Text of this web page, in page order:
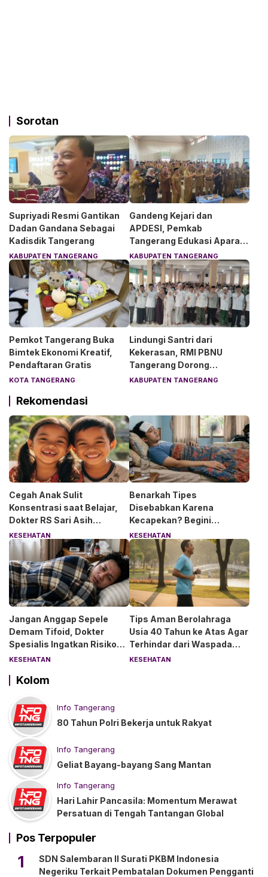
Sorotan
Supriyadi Resmi Gantikan
Dadan Gandana Sebagai
Kadisdik Tangerang
KABUPATEN TANGERANG
Gandeng Kejari dan
APDESI, Pemkab
Tangerang Edukasi Aparat
Desa Soal Hukum
KABUPATEN TANGERANG
Pemkot Tangerang Buka
Bimtek Ekonomi Kreatif,
Pendaftaran Gratis
KOTA TANGERANG
Lindungi Santri dari
Kekerasan, RMI PBNU
Tangerang Dorong
Lingkungan Pesantren
KABUPATEN TANGERANG
Rekomendasi
Cegah Anak Sulit
Konsentrasi saat Belajar,
Dokter RS Sari Asih
Anjurkan 6 Asupan Ini
KESEHATAN
Benarkah Tipes
Disebabkan Karena
Kecapekan? Begini
Penjelasan Dokter RS Sari
Asih Bintaro
KESEHATAN
Jangan Anggap Sepele
Demam Tifoid, Dokter
Spesialis Ingatkan Risiko
Kebocoran Usus
KESEHATAN
Tips Aman Berolahraga
Usia 40 Tahun ke Atas Agar
Terhindar dari Waspada
“Angin Duduk”
KESEHATAN
Kolom
Info Tangerang
80 Tahun Polri Bekerja untuk Rakyat
Info Tangerang
Geliat Bayang-bayang Sang Mantan
Info Tangerang
Hari Lahir Pancasila: Momentum Merawat
Persatuan di Tengah Tantangan Global
Pos Terpopuler
1
SDN Salembaran II Surati PKBM Indonesia
Negeriku Terkait Pembatalan Dokumen Pengganti